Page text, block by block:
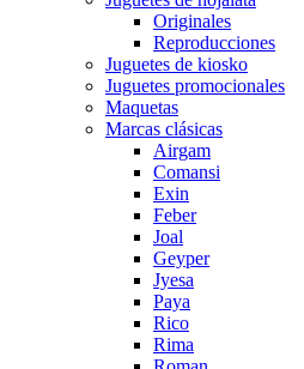
Originales
Reproducciones
Juguetes de kiosko
Juguetes promocionales
Maquetas
Marcas clásicas
Airgam
Comansi
Exin
Feber
Joal
Geyper
Jyesa
Paya
Rico
Rima